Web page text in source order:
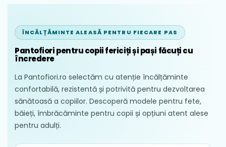
ÎNCĂLȚĂMINTE ALEASĂ PENTRU FIECARE PAS
Pantofiori pentru copii fericiți și pași făcuți cu
încredere
La Pantofiori.ro selectăm cu atenție încălțăminte
confortabilă, rezistentă și potrivită pentru dezvoltarea
sănătoasă a copiilor. Descoperă modele pentru fete,
băieți, îmbrăcăminte pentru copii și opțiuni atent alese
pentru adulți.